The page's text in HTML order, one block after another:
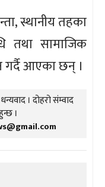
स्थानीय तहका
तथा सामाजिक
गर्दै आएका छन् ।
। दोहरो संम्वाद
।